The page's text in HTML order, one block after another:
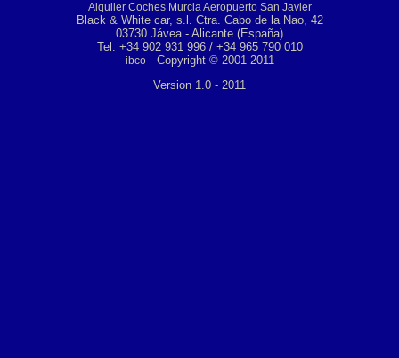
Alquiler Coches Murcia Aeropuerto San Javier
Black & White car, s.l. Ctra. Cabo de la Nao, 42
03730 Jávea - Alicante (España)
Tel. +34 902 931 996 / +34 965 790 010
ibco- Copyright © 2001-2011
Version 1.0 - 2011